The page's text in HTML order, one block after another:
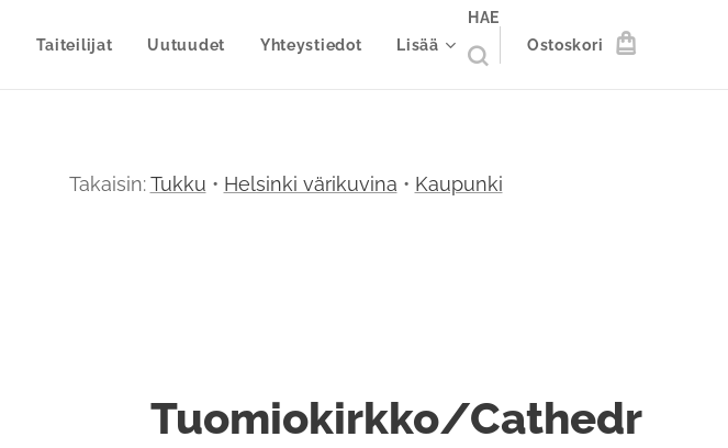
Taiteilijat Uutuudet Yhteystiedot Lisää
HAE
Ostoskori
Takaisin:Tukku • Helsinki värikuvina • Kaupunki
Tuomiokirkko/Cathedr